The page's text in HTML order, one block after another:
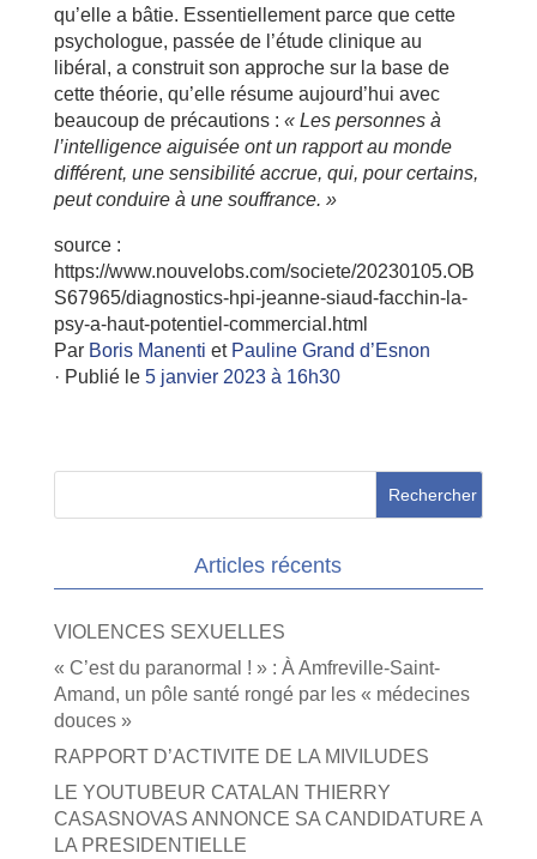
qu’elle a bâtie. Essentiellement parce que cette
psychologue, passée de l’étude clinique au
libéral, a construit son approche sur la base de
cette théorie, qu’elle résume aujourd’hui avec
beaucoup de précautions : « Les personnes à
l’intelligence aiguisée ont un rapport au monde
différent, une sensibilité accrue, qui, pour certains,
peut conduire à une souffrance. »
source :
https://www.nouvelobs.com/societe/20230105.OB
S67965/diagnostics-hpi-jeanne-siaud-facchin-la-
psy-a-haut-potentiel-commercial.html
Par Boris Manenti et Pauline Grand d’Esnon
· Publié le 5 janvier 2023 à 16h30
Articles récents
VIOLENCES SEXUELLES
« C’est du paranormal ! » : À Amfreville-Saint-
Amand, un pôle santé rongé par les « médecines
douces »
RAPPORT D’ACTIVITE DE LA MIVILUDES
LE YOUTUBEUR CATALAN THIERRY
CASASNOVAS ANNONCE SA CANDIDATURE A
LA PRESIDENTIELLE